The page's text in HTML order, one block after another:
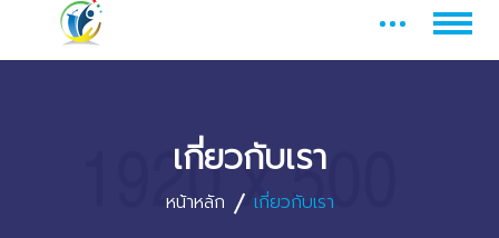
เกี่ยวกับเรา
หน้าหลัก เกี่ยวกับเรา